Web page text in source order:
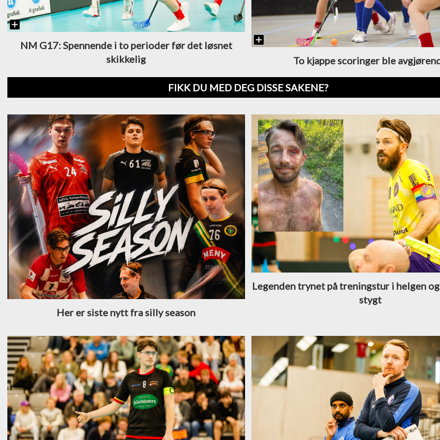
NM G17: Spennende i to perioder før det løsnet
skikkelig
To kjappe scoringer ble
FIKK DU MED DEG DISSE SAKENE?
Her er siste nytt fra silly season
Legenden trynet på treningstur i helgen
stygt